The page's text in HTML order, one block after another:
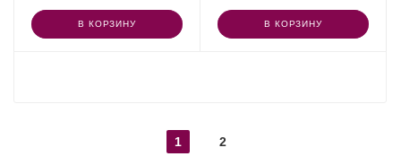
В КОРЗИНУ В КОРЗИНУ
1 2